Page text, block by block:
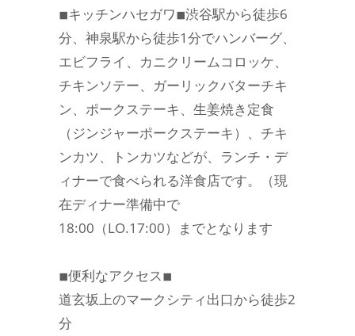
◾︎キッチンハセガワ◾︎渋谷駅から徒歩6
分、神泉駅から徒歩1分でハンバーグ、
エビフライ、カニクリームコロッケ、
チキンソテー、ガーリックバターチキ
ン、ポークステーキ、生姜焼き定食
（ジンジャーポークステーキ）、チキ
ンカツ、トンカツなどが、ランチ・デ
ィナーで食べられる洋食店です。（現
在ディナー準備中で
18:00（LO.17:00）までとなります
◾︎便利なアクセス◾︎
道玄坂上のマークシティ出口から徒歩2
分